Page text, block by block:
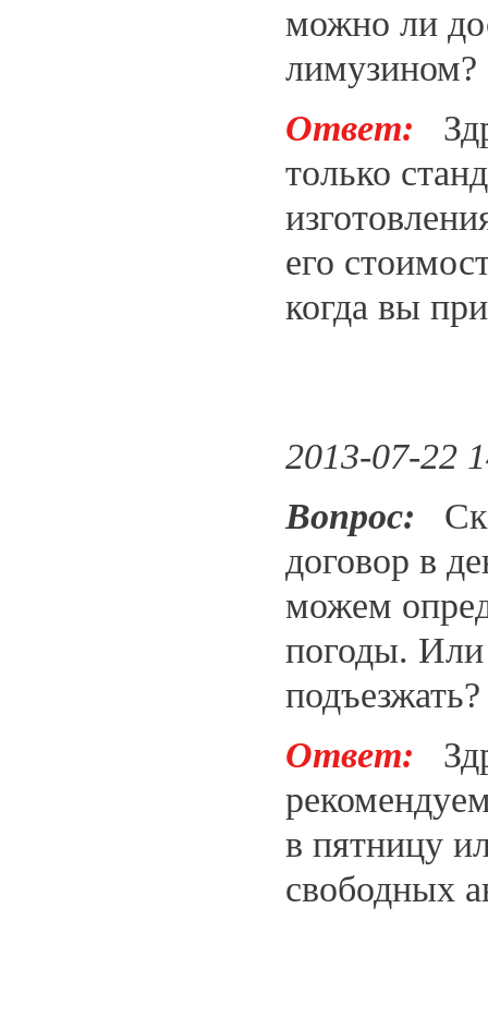
можно ли
лимузином?
Ответ:
только
его
когда вы
2013-07-22
Вопрос:
договор в
можем
погоды. Или
подъезжать?
Ответ:
в пятницу
свободных